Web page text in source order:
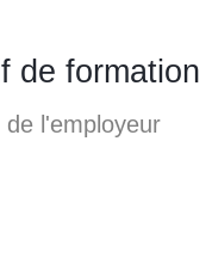
de formation
l'employeur